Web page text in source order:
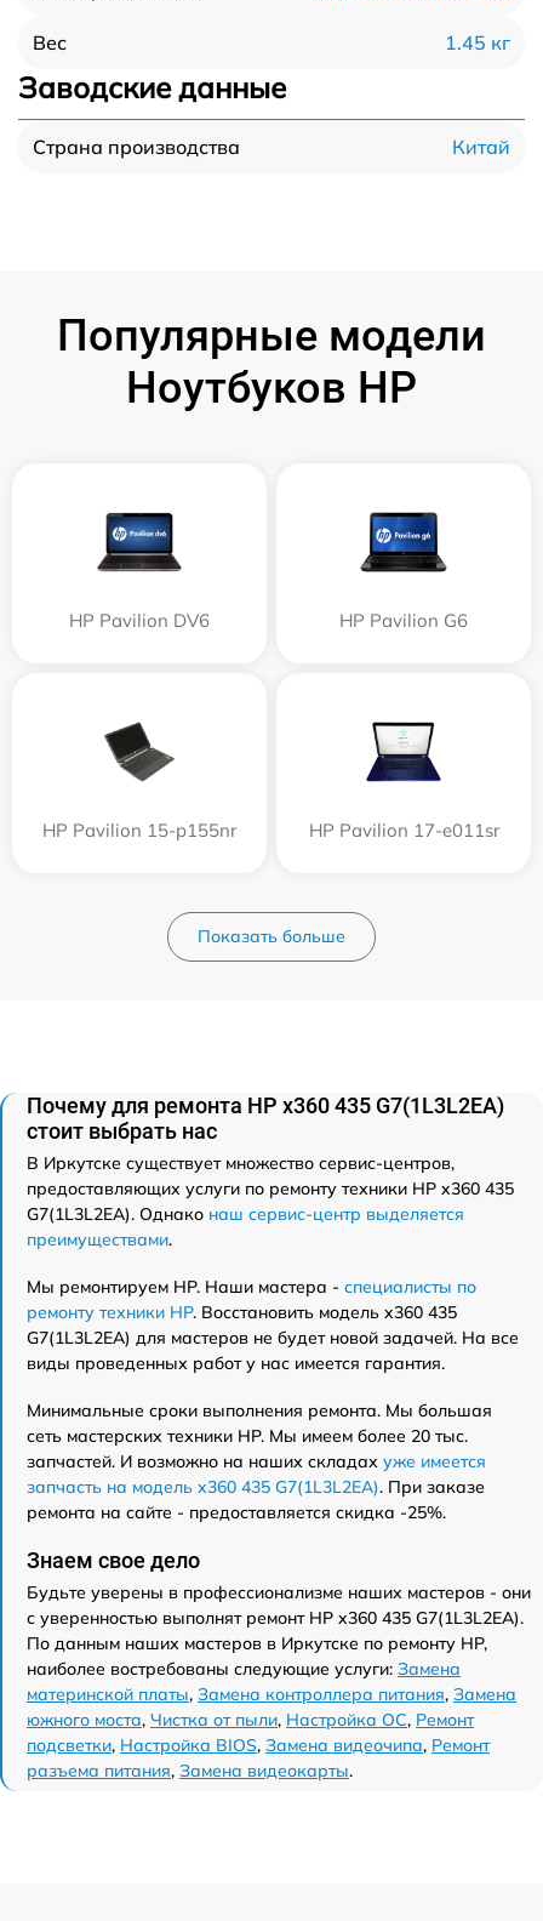
Вес 1.45 кг
Заводские данные
Страна производства Китай
Популярные модели
Ноутбуков HP
HP Pavilion DV6 HP Pavilion G6
HP Pavilion 15-p155nr HP Pavilion 17-e011sr
Показать больше
Почему для ремонта HP x360 435 G7(1L3L2EA)
стоит выбрать нас
В Иркутске существует множество сервис-центров,
предоставляющих услуги по ремонту техники HP x360 435
G7(1L3L2EA). Однако наш сервис-центр выделяется
преимуществами.
Мы ремонтируем HP. Наши мастера - специалисты по
ремонту техники HP. Восстановить модель x360 435
G7(1L3L2EA) для мастеров не будет новой задачей. На все
виды проведенных работ у нас имеется гарантия.
Минимальные сроки выполнения ремонта. Мы большая
сеть мастерских техники HP. Мы имеем более 20 тыс.
запчастей. И возможно на наших складах уже имеется
запчасть на модель x360 435 G7(1L3L2EA). При заказе
ремонта на сайте - предоставляется скидка -25%.
Знаем свое дело
Будьте уверены в профессионализме наших мастеров - они
с уверенностью выполнят ремонт HP x360 435 G7(1L3L2EA).
По данным наших мастеров в Иркутске по ремонту HP,
наиболее востребованы следующие услуги: Замена
материнской платы, Замена контроллера питания, Замена
южного моста, Чистка от пыли, Настройка ОС, Ремонт
подсветки, Настройка BIOS, Замена видеочипа, Ремонт
разъема питания, Замена видеокарты.